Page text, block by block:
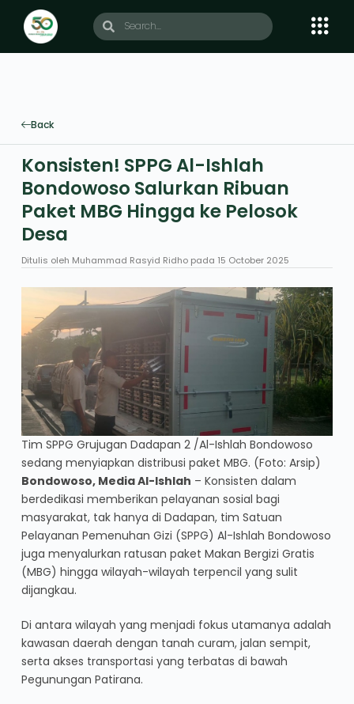
Back
Konsisten! SPPG Al-Ishlah
Bondowoso Salurkan Ribuan
Paket MBG Hingga ke Pelosok
Desa
Ditulis oleh Muhammad Rasyid Ridho pada 15 October 2025
Tim SPPG Grujugan Dadapan 2 /Al-Ishlah Bondowoso
sedang menyiapkan distribusi paket MBG. (Foto: Arsip)
Bondowoso, Media Al-Ishlah – Konsisten dalam
berdedikasi memberikan pelayanan sosial bagi
masyarakat, tak hanya di Dadapan, tim Satuan
Pelayanan Pemenuhan Gizi (SPPG) Al-Ishlah Bondowoso
juga menyalurkan ratusan paket Makan Bergizi Gratis
(MBG) hingga wilayah-wilayah terpencil yang sulit
dijangkau.
Di antara wilayah yang menjadi fokus utamanya adalah
kawasan daerah dengan tanah curam, jalan sempit,
serta akses transportasi yang terbatas di bawah
Pegunungan Patirana.